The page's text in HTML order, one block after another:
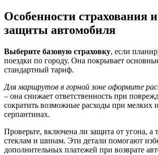
Особенности страхования
защиты автомобиля
Выберите базовую страховку, если
поездки по городу. Она покрывает
стандартный тариф.
Для маршрутов в горной зоне оформите
– она снижает ответственность при
сократить возможные расходы при мелких
серпантинах.
Проверьте, включена ли защита от угона, а
стеклам и шинам. Эти детали помогают
дополнительных платежей при возврате